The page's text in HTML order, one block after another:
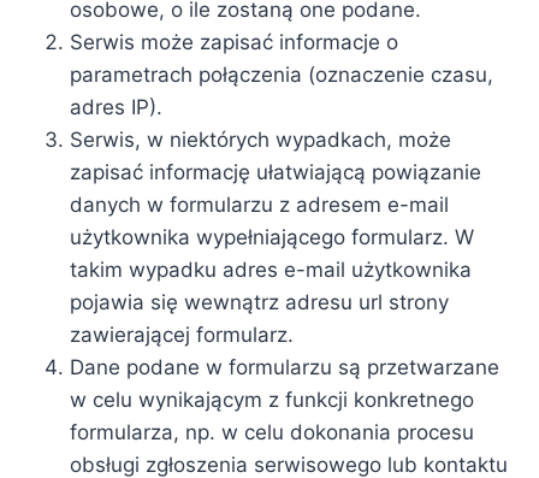
osobowe, o ile zostaną one podane.
Serwis może zapisać informacje o
parametrach połączenia (oznaczenie czasu,
adres IP).
Serwis, w niektórych wypadkach, może
zapisać informację ułatwiającą powiązanie
danych w formularzu z adresem e-mail
użytkownika wypełniającego formularz. W
takim wypadku adres e-mail użytkownika
pojawia się wewnątrz adresu url strony
zawierającej formularz.
Dane podane w formularzu są przetwarzane
w celu wynikającym z funkcji konkretnego
formularza, np. w celu dokonania procesu
obsługi zgłoszenia serwisowego lub kontaktu